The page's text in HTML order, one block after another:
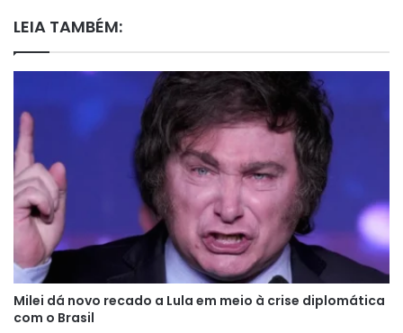
LEIA TAMBÉM:
Milei dá novo recado a Lula em meio à crise diplomática
com o Brasil